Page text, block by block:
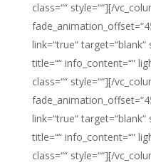
class=““ style=““][/
link=“true“ target=“blank“
title=““ info_content=““
class=““ style=““][/
link=“true“ target=“blank“
title=““ info_content=““
class=““ style=““][/